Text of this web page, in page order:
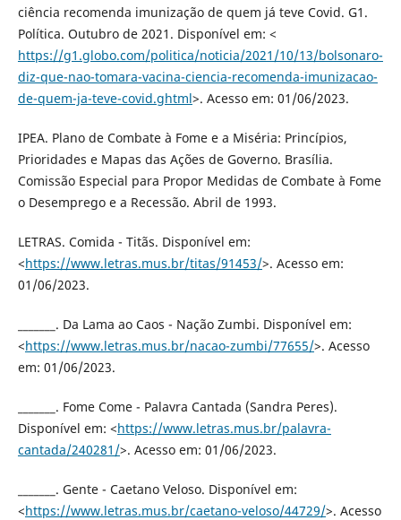
ciência recomenda imunização de quem já teve Covid. G1.
Política. Outubro de 2021. Disponível em: <
https://g1.globo.com/politica/noticia/2021/10/13/bolsonaro-
diz-que-nao-tomara-vacina-ciencia-recomenda-imunizacao-
de-quem-ja-teve-covid.ghtml>. Acesso em: 01/06/2023.
IPEA. Plano de Combate à Fome e a Miséria: Princípios,
Prioridades e Mapas das Ações de Governo. Brasília.
Comissão Especial para Propor Medidas de Combate à Fome
o Desemprego e a Recessão. Abril de 1993.
LETRAS. Comida - Titãs. Disponível em:
<https://www.letras.mus.br/titas/91453/>. Acesso em:
01/06/2023.
_______. Da Lama ao Caos - Nação Zumbi. Disponível em:
<https://www.letras.mus.br/nacao-zumbi/77655/>. Acesso
em: 01/06/2023.
_______. Fome Come - Palavra Cantada (Sandra Peres).
Disponível em: <https://www.letras.mus.br/palavra-
cantada/240281/>. Acesso em: 01/06/2023.
_______. Gente - Caetano Veloso. Disponível em:
<https://www.letras.mus.br/caetano-veloso/44729/>. Acesso